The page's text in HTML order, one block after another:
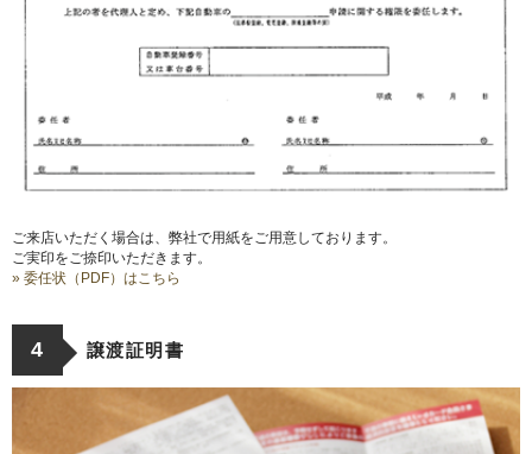
ご来店いただく場合は、弊社で用紙をご用意しております。
ご実印をご捺印いただきます。
» 委任状（PDF）はこちら
4 譲渡証明書